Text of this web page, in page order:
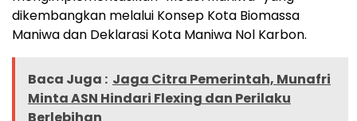
dikembangkan melalui Konsep Kota Biomassa
Maniwa dan Deklarasi Kota Maniwa Nol Karbon.
Baca Juga : Jaga Citra Pemerintah, Munafri
Minta ASN Hindari Flexing dan Perilaku
Berlebihan